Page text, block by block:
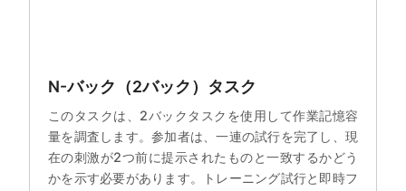
N-バック（2バック）タスク
このタスクは、2バックタスクを使用して作業記憶容
量を調査します。参加者は、一連の試行を完了し、現
在の刺激が2つ前に提示されたものと一致するかどう
かを示す必要があります。トレーニング試行と即時フ